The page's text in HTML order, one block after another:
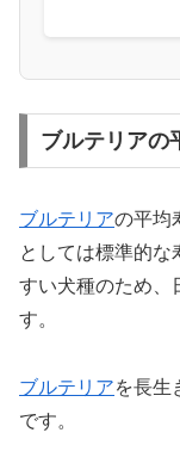
ブルテリアの
ブルテリアの平均
としては標準的な
すい犬種のため、
す。
ブルテリアを長生
です。